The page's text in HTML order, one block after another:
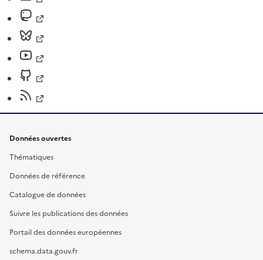
Données ouvertes
Thématiques
Données de référence
Catalogue de données
Suivre les publications des données
Portail des données européennes
schema.data.gouv.fr